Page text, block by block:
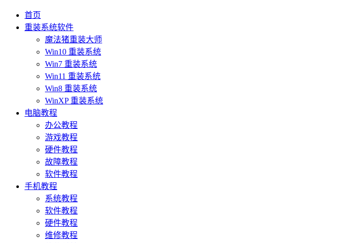
首页
重装系统软件
魔法猪重装大师
Win10 重装系统
Win7 重装系统
Win11 重装系统
Win8 重装系统
WinXP 重装系统
电脑教程
办公教程
游戏教程
硬件教程
故障教程
软件教程
手机教程
系统教程
软件教程
硬件教程
维修教程